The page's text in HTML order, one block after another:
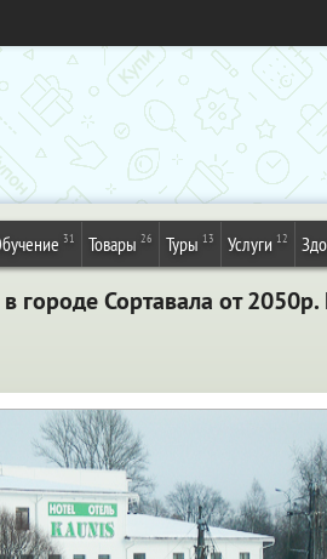
31 Товары 26 Туры 13 Услуги 12
городе Сортавала от